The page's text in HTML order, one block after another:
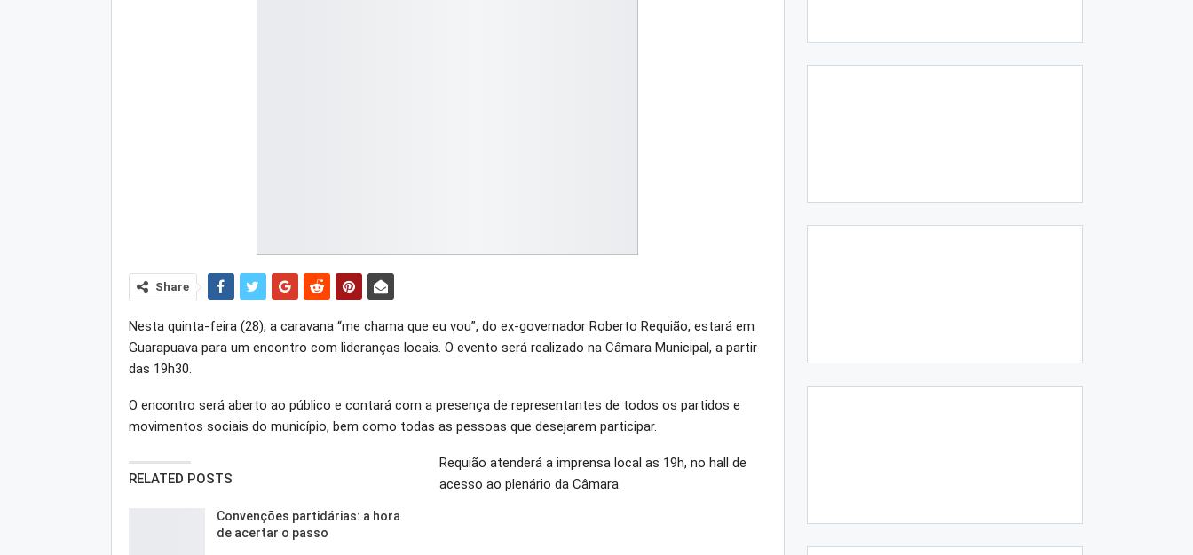
Share
Nesta quinta-feira (28), a caravana “me chama que eu vou”, do ex-governador Roberto Requião, estará em
Guarapuava para um encontro com lideranças locais. O evento será realizado na Câmara Municipal, a partir
das 19h30.
O encontro será aberto ao público e contará com a presença de representantes de todos os partidos e
movimentos sociais do município, bem como todas as pessoas que desejarem participar.
RELATED POSTS
Convenções partidárias: a hora
de acertar o passo
Requião atenderá a imprensa local as 19h, no hall de
acesso ao plenário da Câmara.